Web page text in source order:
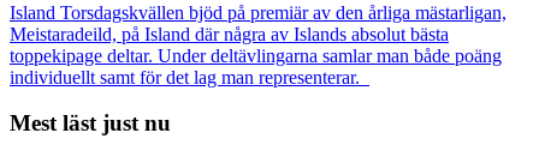
Island Torsdagskvällen bjöd på premiär av den årliga mästarligan,
Meistaradeild, på Island där några av Islands absolut bästa
toppekipage deltar. Under deltävlingarna samlar man både poäng
individuellt samt för det lag man representerar.
Mest läst just nu